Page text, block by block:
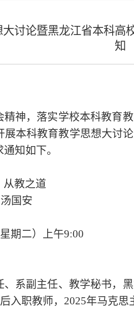
讨论暨黑龙江省本科
知
神，落实学校本科教育
本科教育教学思想大讨
知如下。
从教之道
汤国安
期二）上午9:00
系副主任、教学秘书，
入职教师，2025年马克思